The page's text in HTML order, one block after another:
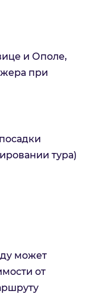
и Ополе,
при
тура)
может
от